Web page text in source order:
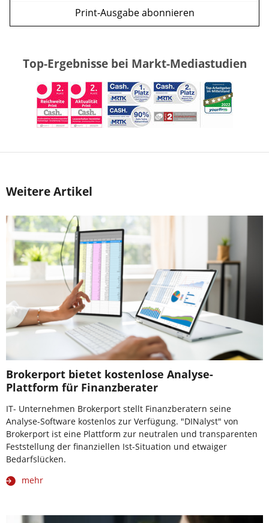
Print-Ausgabe abonnieren
Top-Ergebnisse bei Markt-Mediastudien
Weitere Artikel
Brokerport bietet kostenlose Analyse-
Plattform für Finanzberater
IT- Unternehmen Brokerport stellt Finanzberatern seine
Analyse-Software kostenlos zur Verfügung. "DINalyst" von
Brokerport ist eine Plattform zur neutralen und transparenten
Feststellung der finanziellen Ist-Situation und etwaiger
Bedarfslücken.
mehr